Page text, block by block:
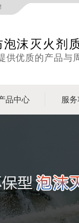
泡沫灭火剂
供优质的产品与
品中心 服